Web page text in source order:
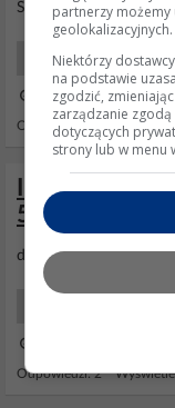
Simmering 35/65x11/
AGD Retro
15 Maj 2006 19:19
Odpowiedzi: 4
Instrukcja
565E -
dziekuje bardzo zalink
Odpowiedzi: 2
partnerzy możemy
geolokalizacyjnych.
Niektórzy
na podstawie
zgodzić,
zarządzanie
dotyczących
strony lub w menu